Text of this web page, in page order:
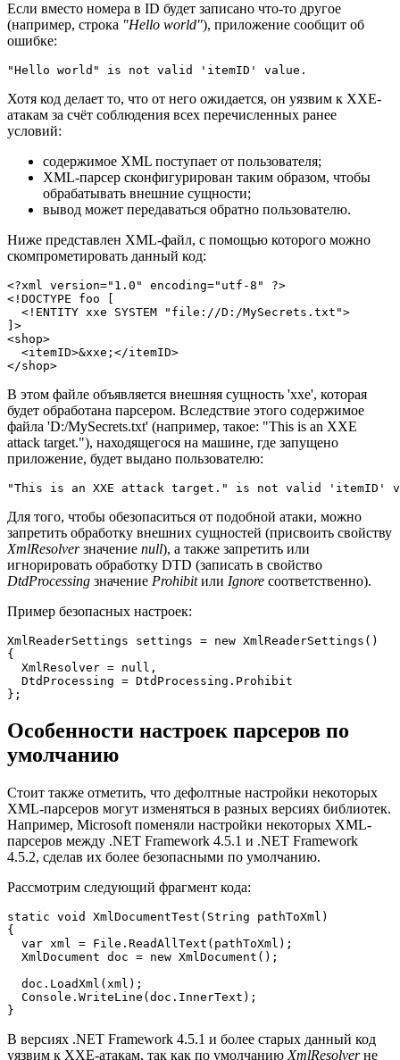
Если вместо номера в ID будет записано что-то другое
(например, строка "Hello world"), приложение сообщит об
ошибке:
"Hello world" is not valid 'itemID' value.
Хотя код делает то, что от него ожидается, он уязвим к XXE-
атакам за счёт соблюдения всех перечисленных ранее
условий:
содержимое XML поступает от пользователя;
XML-парсер сконфигурирован таким образом, чтобы
обрабатывать внешние сущности;
вывод может передаваться обратно пользователю.
Ниже представлен XML-файл, с помощью которого можно
скомпрометировать данный код:
<?xml version="1.0" encoding="utf-8" ?>
<!DOCTYPE foo [
  <!ENTITY xxe SYSTEM "file://D:/MySecrets.txt">
]>
<shop>
  <itemID>&xxe;</itemID>
</shop>
В этом файле объявляется внешняя сущность 'xxe', которая
будет обработана парсером. Вследствие этого содержимое
файла 'D:/MySecrets.txt' (например, такое: "This is an XXE
attack target."), находящегося на машине, где запущено
приложение, будет выдано пользователю:
"This is an XXE attack target." is not valid 'itemID'
Для того, чтобы обезопаситься от подобной атаки, можно
запретить обработку внешних сущностей (присвоить свойству
XmlResolverзначение null), а также запретить или
игнорировать обработку DTD (записать в свойство
DtdProcessing значение Prohibitили Ignore соответственно).
Пример безопасных настроек:
XmlReaderSettings settings = new XmlReaderSettings()
{
  XmlResolver = null,
  DtdProcessing = DtdProcessing.Prohibit
};
Особенности настроек парсеров по
умолчанию
Стоит также отметить, что дефолтные настройки некоторых
XML-парсеров могут изменяться в разных версиях библиотек.
Например, Microsoft поменяли настройки некоторых XML-
парсеров между .NET Framework 4.5.1 и .NET Framework
4.5.2, сделав их более безопасными по умолчанию.
Рассмотрим следующий фрагмент кода:
static void XmlDocumentTest(String pathToXml)
{
  var xml = File.ReadAllText(pathToXml);
  XmlDocument doc = new XmlDocument();
  doc.LoadXml(xml);
  Console.WriteLine(doc.InnerText);
}
В версиях .NET Framework 4.5.1 и более старых данный код
уязвим к XXE-атакам, так как по умолчанию XmlResolverне